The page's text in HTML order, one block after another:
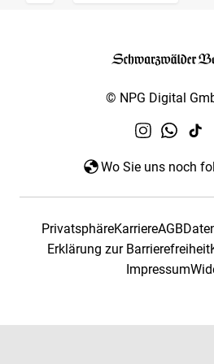
© NPG Digital
Wo Sie uns noch
PrivatsphäreKarriereAGB
Erklärung zur Barrierefreiheit
Impressum